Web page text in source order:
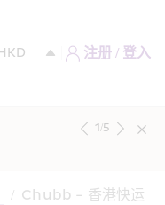
注册 / 登入
1/5
/ Chubb - 香港快运